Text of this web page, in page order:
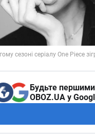
Будьте першими
OBOZ.UA у